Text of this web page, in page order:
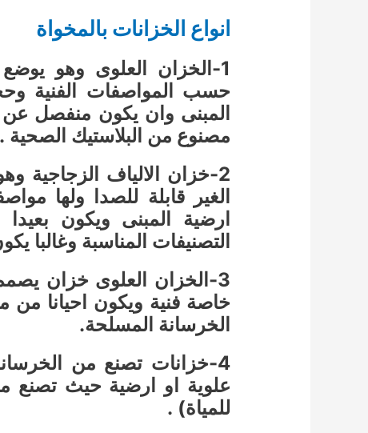
انواع الخزانات بالمخواة
1-الخزان العلوى وهو
حسب المواصفات الفنية
المبنى وان يكون منفصل عن
مصنوع من البلاستيك الصحية .
2-خزان الالياف الزجاجية
الغير قابلة للصدا ولها
ارضية المبنى ويكون
التصنيفات المناسبة وغالبا
3-الخزان العلوى خزان
خاصة فنية ويكون احيانا من
الخرسانة المسلحة.
4-خزانات تصنع من
علوية او ارضية حيث
للمياة) .